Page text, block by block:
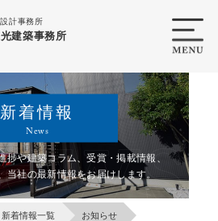
計事務所
建築事務所
新着情報
News
捗や建築コラム、受賞・掲載情報、
当社の最新情報をお届けします。
新着情報一覧 お知らせ